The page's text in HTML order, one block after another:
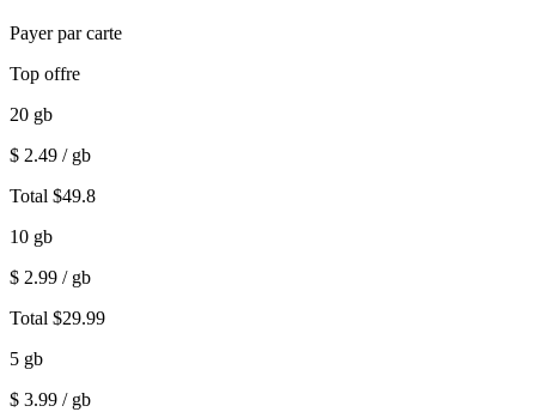
Payer par carte
Top offre
20 gb
$ 2.49 / gb
Total $49.8
10 gb
$ 2.99 / gb
Total $29.99
5 gb
$ 3.99 / gb